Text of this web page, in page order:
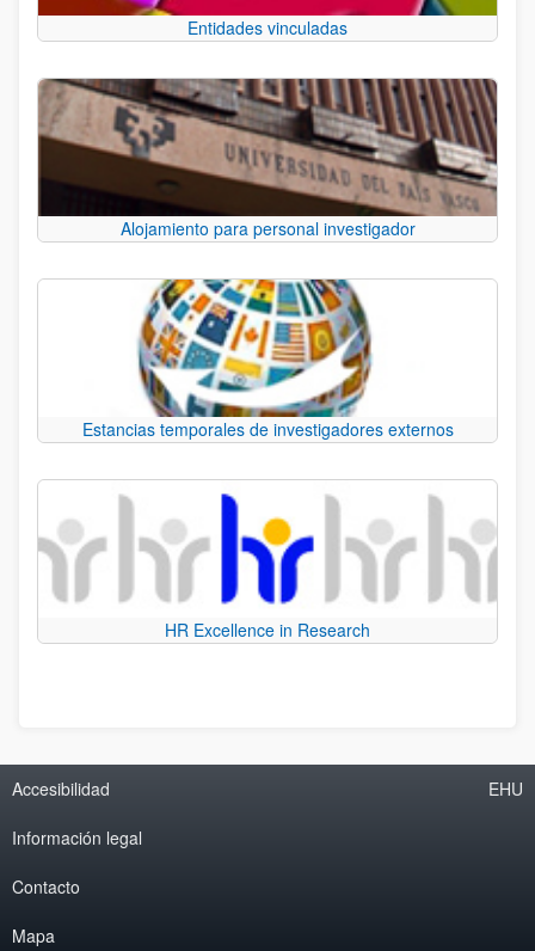
Entidades vinculadas
Alojamiento para personal investigador
Estancias temporales de investigadores externos
HR Excellence in Research
Accesibilidad
Información legal
Contacto
Mapa
EHU